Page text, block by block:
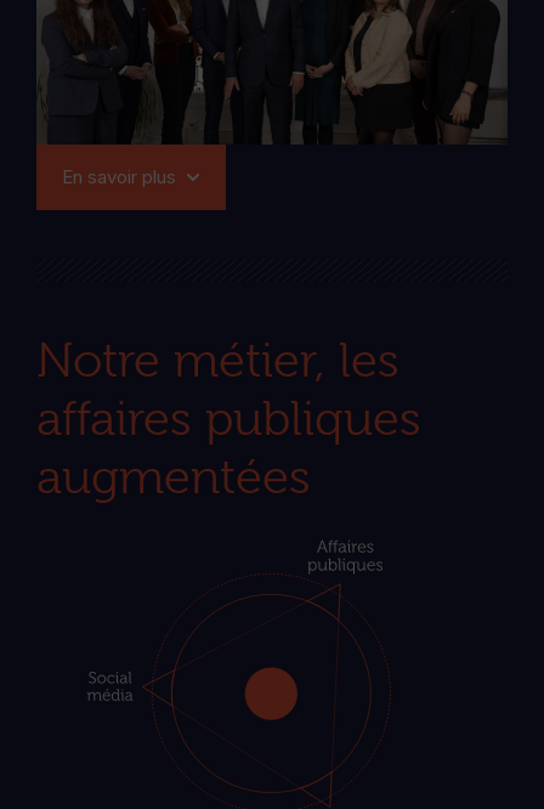
En savoir plus
Notre métier, les
affaires publiques
augmentées